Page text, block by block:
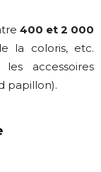
400 et 2 000
la coloris, etc.
accessoires
papillon).